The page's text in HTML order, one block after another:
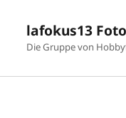
lafokus13
Die Gruppe von